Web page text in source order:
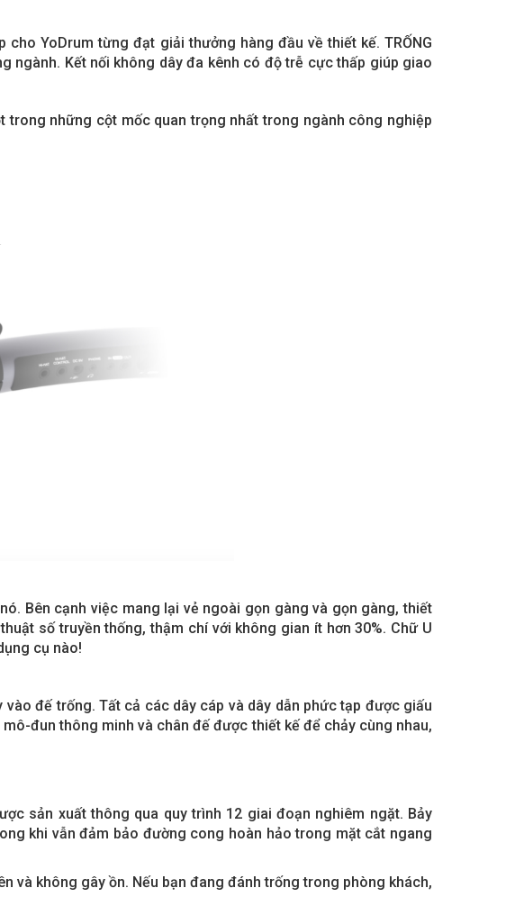
YoDrum từng đạt giải thưởng hàng đầu về thiết kế. TRỐNG
ngành. Kết nối không dây đa kênh có độ trễ cực thấp giúp giao
những cột mốc quan trọng nhất trong ngành công nghiệp
Bên cạnh việc mang lại vẻ ngoài gọn gàng và gọn gàng, thiết
số truyền thống, thậm chí với không gian ít hơn 30%. Chữ U
cụ nào!
đế trống. Tất cả các dây cáp và dây dẫn phức tạp được giấu
đun thông minh và chân đế được thiết kế để chảy cùng nhau,
sản xuất thông qua quy trình 12 giai đoạn nghiêm ngặt. Bảy
khi vẫn đảm bảo đường cong hoàn hảo trong mặt cắt ngang
và không gây ồn. Nếu bạn đang đánh trống trong phòng khách,